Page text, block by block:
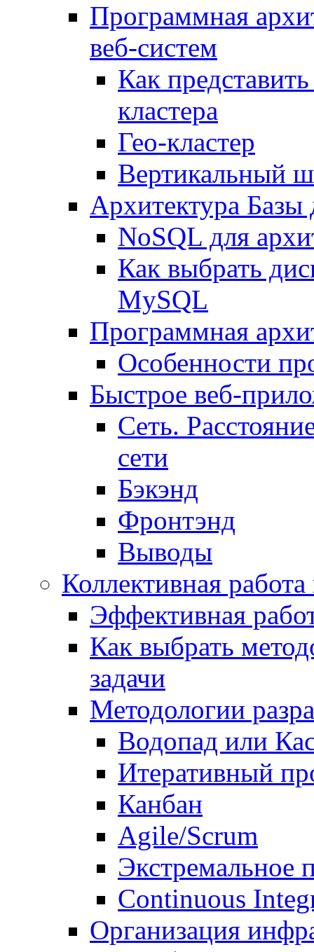
Программная
веб-систем
Как
кластера
Гео-кластер
Вертикальный
Архитектура
NoSQL для
Как выбрать
MySQL
Программная
Особенности
Быстрое веб-
Сеть.
сети
Бэкэнд
Фронтэнд
Выводы
Коллективная
Эффективная
Как выбрать
задачи
Методологии
Водопад или
Итеративный
Канбан
Agile/Scrum
Экстремальное
Continuous
Организация